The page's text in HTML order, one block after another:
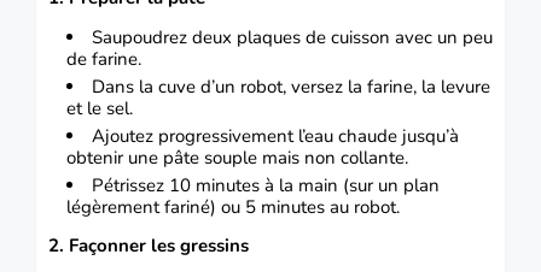
Saupoudrez deux plaques de cuisson avec un peu
de farine.
Dans la cuve d’un robot, versez la farine, la levure
et le sel.
Ajoutez progressivement l’eau chaude jusqu’à
obtenir une pâte souple mais non collante.
Pétrissez 10 minutes à la main (sur un plan
légèrement fariné) ou 5 minutes au robot.
2. Façonner les gressins